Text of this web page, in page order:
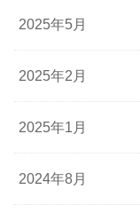
2025年5月
2025年2月
2025年1月
2024年8月